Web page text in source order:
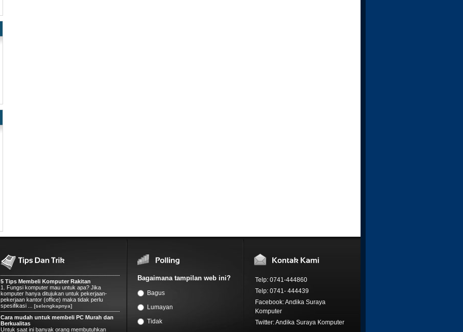
mereka berniat untuk mengganti layar LCD yang
dipakai di iPhone dengan panel materi OLED
5 Tips Membeli Komputer Rakitan
1. Fungsi komputer mau untuk apa? Jika
komputer hanya ditujukan untuk pekerjaan-
spesifikasi ...[selengkapnya]
Cara mudah untuk membeli PC Murah dan
Berkualitas
Untuk saat ini banyak orang membutuhkan
komputer untuk pekerjaannya dan orang selalu
ingin mendapatkan komputer dengan teknologi
terbaru dengan ...
Bagaimana tampilan web ini?
Bagus
Lumayan
Tidak
Telp: 0741-444860
Telp: 0741- 444439
Facebook: Andika Suraya
Komputer
Twitter: Andika Suraya Komputer